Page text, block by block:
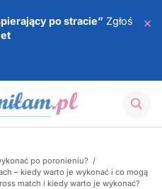
po stracie” Zgłoś
×
po poronieniu? /
– kiedy warto je wykonać i co mogą
match i kiedy warto je wykonać?